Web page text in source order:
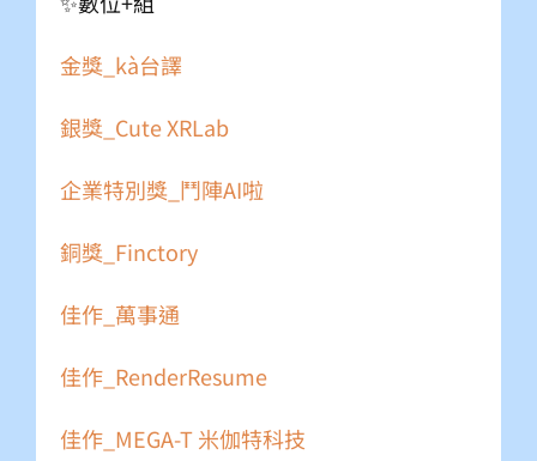
金獎_kà台譯
銀獎_Cute XRLab
企業特別獎_鬥陣AI啦
銅獎_Finctory
佳作_萬事通
佳作_RenderResume
佳作_MEGA-T 米伽特科技